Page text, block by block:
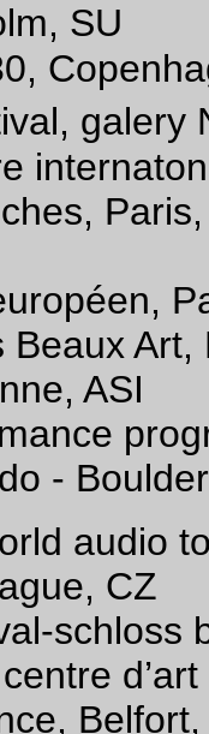
SU
galery
Beaux Art,
ASI
-
audio
CZ
schloss